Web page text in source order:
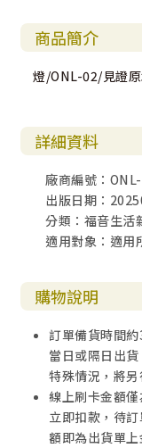
商品簡介
燈/ONL-02/見證
詳細資料
廠商編號：
出版日期：
分類：福音生活
適用對象：適用
購物說明
訂單備貨時間
當日或隔日出
特殊情況，將
線上刷卡金額
立即扣款，待
額即為出貨單